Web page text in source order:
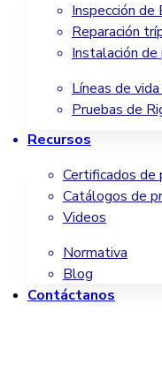
Inspección de
Reparación
Instalación
Líneas de
Pruebas de
Recursos
Certificados de
Catálogos de
Videos
Normativa
Blog
Contáctanos